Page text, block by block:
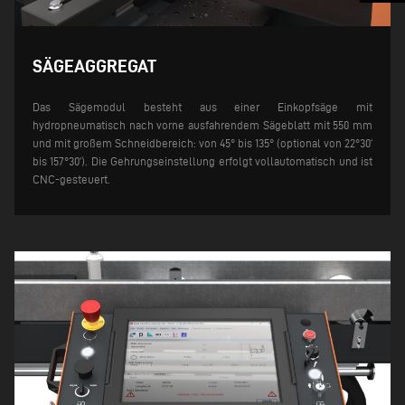
SÄGEAGGREGAT
Das Sägemodul besteht aus einer Einkopfsäge mit
hydropneumatisch nach vorne ausfahrendem Sägeblatt mit 550 mm
und mit großem Schneidbereich: von 45° bis 135° (optional von 22°30’
bis 157°30’). Die Gehrungseinstellung erfolgt vollautomatisch und ist
CNC-gesteuert.